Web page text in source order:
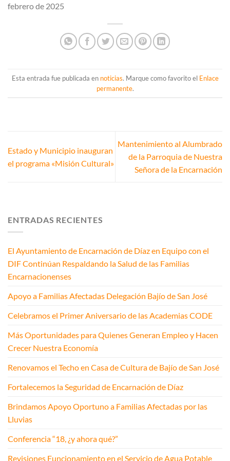
febrero de 2025
Esta entrada fue publicada en noticias. Marque como favorito el Enlace
permanente.
Estado y Municipio inauguran
el programa «Misión Cultural»
Mantenimiento al Alumbrado
de la Parroquia de Nuestra
Señora de la Encarnación
ENTRADAS RECIENTES
El Ayuntamiento de Encarnación de Díaz en Equipo con el
DIF Continúan Respaldando la Salud de las Familias
Encarnacionenses
Apoyo a Familias Afectadas Delegación Bajío de San José
Celebramos el Primer Aniversario de las Academias CODE
Más Oportunidades para Quienes Generan Empleo y Hacen
Crecer Nuestra Economía
Renovamos el Techo en Casa de Cultura de Bajío de San José
Fortalecemos la Seguridad de Encarnación de Díaz
Brindamos Apoyo Oportuno a Familias Afectadas por las
Lluvias
Conferencia “18, ¿y ahora qué?”
Revisiones Funcionamiento en el Servicio de Agua Potable